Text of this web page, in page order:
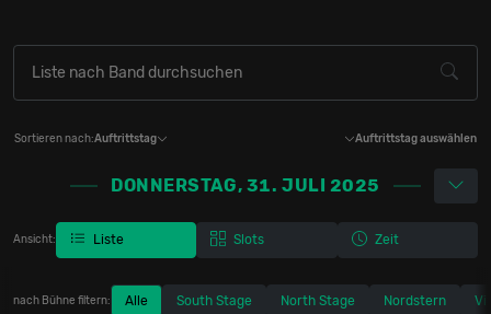
Sortieren nach:Auftrittstag Auftrittstag auswählen
DONNERSTAG, 31. JULI 2025
Ansicht: Liste Slots Zeit
nach Bühne filtern: Alle South Stage North Stage Nordstern